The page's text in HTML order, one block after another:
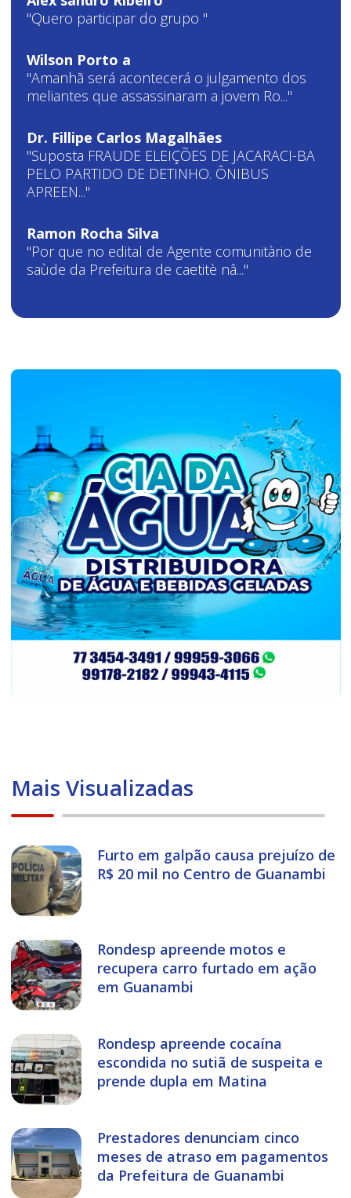
"Quero participar do grupo "
Wilson Porto a
"Amanhã será acontecerá o julgamento dos
meliantes que assassinaram a jovem Ro..."
Dr. Fillipe Carlos Magalhães
"Suposta FRAUDE ELEIÇÕES DE JACARACI-BA
PELO PARTIDO DE DETINHO. ÔNIBUS
APREEN..."
Ramon Rocha Silva
"Por que no edital de Agente comunitàrio de
saùde da Prefeitura de caetitè nâ..."
Mais Visualizadas
Furto em galpão causa prejuízo de
R$ 20 mil no Centro de Guanambi
Rondesp apreende motos e
recupera carro furtado em ação
em Guanambi
Rondesp apreende cocaína
escondida no sutiã de suspeita e
prende dupla em Matina
Prestadores denunciam cinco
meses de atraso em pagamentos
da Prefeitura de Guanambi